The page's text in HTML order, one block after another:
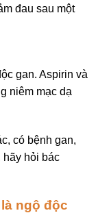
đau sau một
gan. Aspirin và
niêm mạc dạ
có bệnh gan,
hỏi bác
ngộ độc